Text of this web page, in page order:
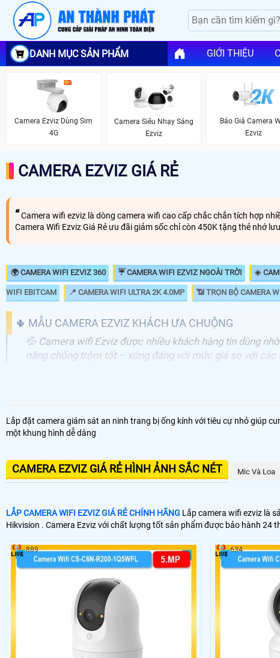
DANH MỤC SẢN PHẨM GIỚI THIỆU
Camera Ezviz Dùng Sim
4G
Camera Siêu Nhạy Sáng
Ezviz
Báo Giá Camera
Ezviz
CAMERA EZVIZ GIÁ RẺ
Camera wifi ezviz là dòng camera wifi cao cấp chắc chắn tích hợp
Camera Wifi Ezviz Giá Rẻ ưu đãi giảm sốc chỉ còn 450K tặng thẻ nhớ
🌍 CAMERA WIFI EZVIZ 360 ☔ CAMERA WIFI EZVIZ NGOÀI TRỜI ☀️
WIFI EBITCAM 📍 CAMERA WIFI ULTRA 2K 4.0MP 📶 TRỌN BỘ CAMERA
🌵 MẪU CAMERA EZVIZ KHÁCH ƯA CHUỘNG
💦 Camera wifi Ezviz được nhiều khách hàng tin dùng
năng chống trộm tốt – xứng đáng với mức giá so với
🔊 Camera Gọi Điện EZVIZ CS-TY1-R105-8G8WF (8MP)
📶 Camera Gọi Điện CS-TY1-R105-1J5WF (5MP)
⭐ Camera Gọi Điện CS-TY1-R105-1L3WF EZVIZ (3MP)
CHÍNH HÃNG.
CAMERA WIFI
Lắp đặt camera giám sát an ninh trang bị ống kính với tiêu cự nhỏ giúp
một khung hình dễ dàng
CAMERA EZVIZ GIÁ RẺ HÌNH ẢNH SẮC NÉT Mic Và Loa
LẮP CAMERA WIFI EZVIZ GIÁ RẺ CHÍNH HÃNG Lắp camera wifi ezviz là
Hikvision . Camera Ezviz với chất lượng tốt sản phẩm được bảo hành 24
889 634